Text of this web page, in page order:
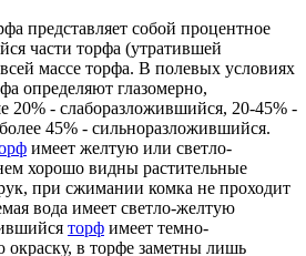
представляет собой процентное
части торфа (утратившей
массе торфа. В полевых условиях
определяют глазомерно,
20% - слаборазложившийся, 20-45% -
45% - сильноразложившийся.
имеет желтую или светло-
хорошо видны растительные
при сжимании комка не проходит
вода имеет светло-желтую
торф имеет темно-
в торфе заметны лишь